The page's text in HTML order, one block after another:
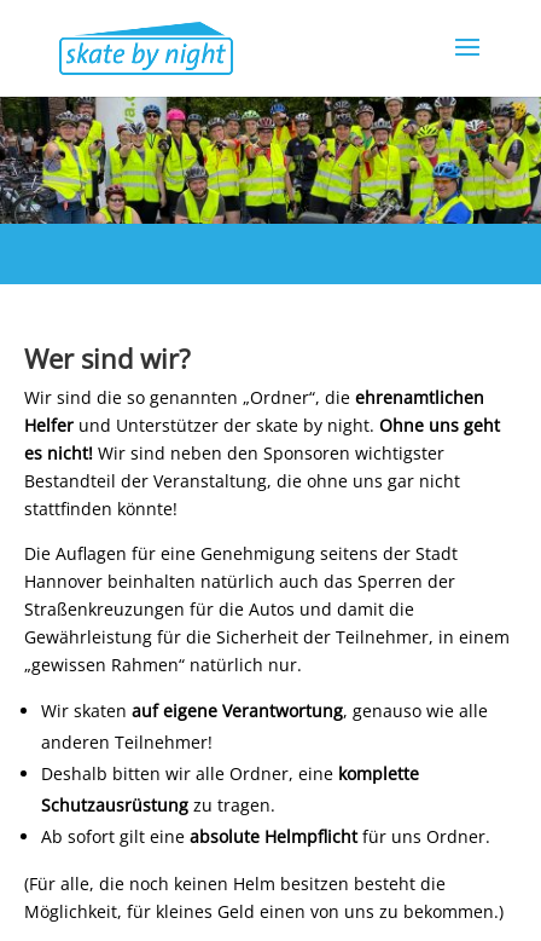
Wer sind wir?
Wir sind die so genannten „Ordner“, die ehrenamtlichen
Helfer und Unterstützer der skate by night. Ohne uns geht
es nicht! Wir sind neben den Sponsoren wichtigster
Bestandteil der Veranstaltung, die ohne uns gar nicht
stattfinden könnte!
Die Auflagen für eine Genehmigung seitens der Stadt
Hannover beinhalten natürlich auch das Sperren der
Straßenkreuzungen für die Autos und damit die
Gewährleistung für die Sicherheit der Teilnehmer, in einem
„gewissen Rahmen“ natürlich nur.
Wir skaten auf eigene Verantwortung, genauso wie alle
anderen Teilnehmer!
Deshalb bitten wir alle Ordner, eine komplette
Schutzausrüstung zu tragen.
Ab sofort gilt eine absolute Helmpflichtfür uns Ordner.
(Für alle, die noch keinen Helm besitzen besteht die
Möglichkeit, für kleines Geld einen von uns zu bekommen.)